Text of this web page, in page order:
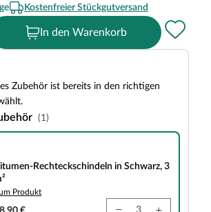
Kostenfreier Stückgutversand
In den Warenkorb
Zubehör ist bereits in den richtigen
(1)
in Schwarz, 3 m²
Rechteckschindeln in Schwarz, 3
Produkt